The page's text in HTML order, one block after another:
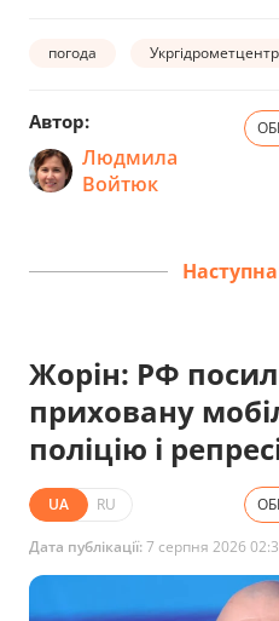
погода Укргідрометцентр
Автор:
Людмила
Войтюк
Жорін: РФ
приховану
поліцію і
UA RU
Дата публікації:7 серпня 2026